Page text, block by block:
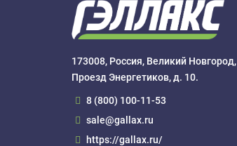
173008, Россия, Великий Новгород,
Проезд Энергетиков, д. 10.
8 (800) 100-11-53
sale@gallax.ru
https://gallax.ru/